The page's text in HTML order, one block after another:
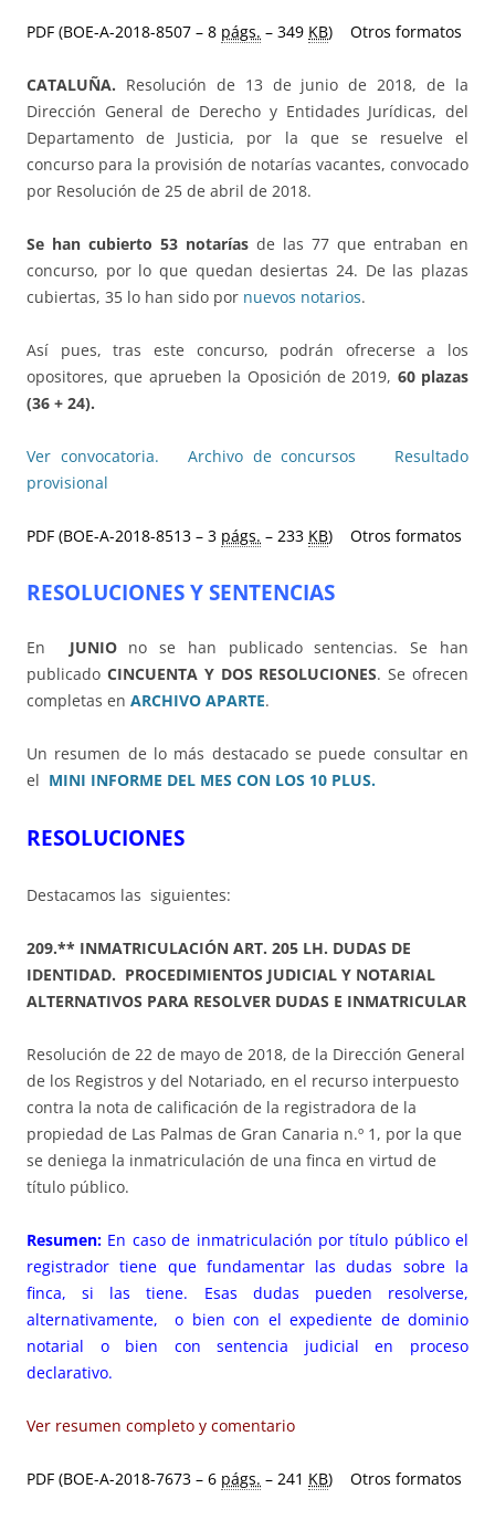
PDF (BOE-A-2018-8507 – 8 págs. – 349 KB) Otros formatos
CATALUÑA. Resolución de 13 de junio de 2018, de la
Dirección General de Derecho y Entidades Jurídicas, del
Departamento de Justicia, por la que se resuelve el
concurso para la provisión de notarías vacantes, convocado
por Resolución de 25 de abril de 2018.
Se han cubierto 53 notarías de las 77 que entraban en
concurso, por lo que quedan desiertas 24. De las plazas
cubiertas, 35 lo han sido por nuevos notarios.
Así pues, tras este concurso, podrán ofrecerse a los
opositores, que aprueben la Oposición de 2019, 60 plazas
(36 + 24).
Ver convocatoria. Archivo de concursos
Resultado
provisional
PDF (BOE-A-2018-8513 – 3 págs. – 233 KB) Otros formatos
RESOLUCIONES Y SENTENCIAS
En JUNIO no se han publicado sentencias. Se han
publicado CINCUENTA Y DOS RESOLUCIONES. Se ofrecen
completas en ARCHIVO APARTE.
Un resumen de lo más destacado se puede consultar en
el MINI INFORME DEL MES CON LOS 10 PLUS.
RESOLUCIONES
Destacamos las siguientes:
209.** INMATRICULACIÓN ART. 205 LH. DUDAS DE
IDENTIDAD. PROCEDIMIENTOS JUDICIAL Y NOTARIAL
ALTERNATIVOS PARA RESOLVER DUDAS E INMATRICULAR
Resolución de 22 de mayo de 2018, de la Dirección General
de los Registros y del Notariado, en el recurso interpuesto
contra la nota de calificación de la registradora de la
propiedad de Las Palmas de Gran Canaria n.º 1, por la que
se deniega la inmatriculación de una finca en virtud de
título público.
Resumen: En caso de inmatriculación por título público el
registrador tiene que fundamentar las dudas sobre la
finca, si las tiene. Esas dudas pueden resolverse,
alternativamente, o bien con el expediente de dominio
notarial o bien con sentencia judicial en proceso
declarativo.
Ver resumen completo y comentario
PDF (BOE-A-2018-7673 – 6 págs. – 241 KB) Otros formatos